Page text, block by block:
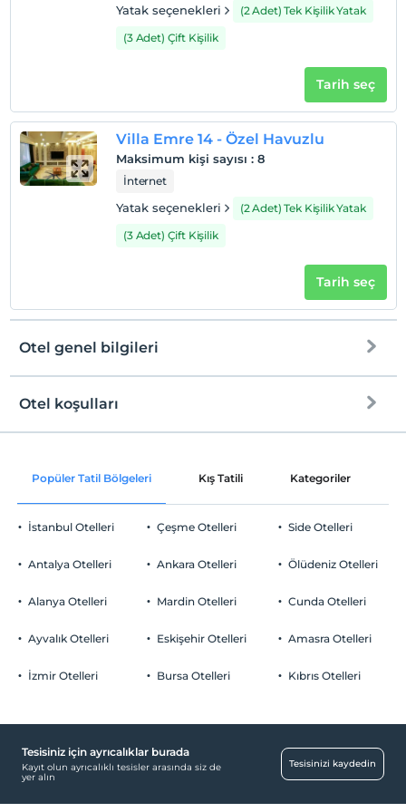
En geç saat 12:00 ve öncesi
Sigara
Odalarda sigara içilmez
Giriş saatleri
2 yaşına kadar olan bebekler ücretsizdir.
Her bir oda için 1. çocuk 17 yaşına kadar ücretsizdir
Yatak seçenekleri
(2 Adet) Tek Kişilik Yatak
(3 Adet) Çift Kişilik
Tarih seç
Villa Emre 14 - Özel Havuzlu
Maksimum kişi sayısı : 8
İnternet
Yatak seçenekleri
(2 Adet) Tek Kişilik Yatak
(3 Adet) Çift Kişilik
Tarih seç
Otel genel bilgileri
Ortak alanlar ve tüm odalar
Otopark
Ücretsiz Özel Otopark
Havuz
Otel koşulları
Check/in
Check/out
En geç saat 12:00 ve öncesi
Evcil Hayvan
2 yaşına kadar olan bebekler ücretsizdir.
Her bir oda için 2. çocuk 17 yaşına kadar ücretsizdir
Popüler Tatil Bölgeleri Kış Tatili Kategoriler
İstanbul Otelleri
Antalya Otelleri
Alanya Otelleri
Ayvalık Otelleri
İzmir Otelleri
Çeşme Otelleri
Ankara Otelleri
Mardin Otelleri
Eskişehir Otelleri
Bursa Otelleri
Side Otelleri
Ölüdeniz Otelleri
Cunda Otelleri
Amasra Otelleri
Kıbrıs Otelleri
Tesisiniz için ayrıcalıklar burada
Kayıt olun ayrıcalıklı tesisler arasında siz de
yer alın
Tesisinizi kaydedin